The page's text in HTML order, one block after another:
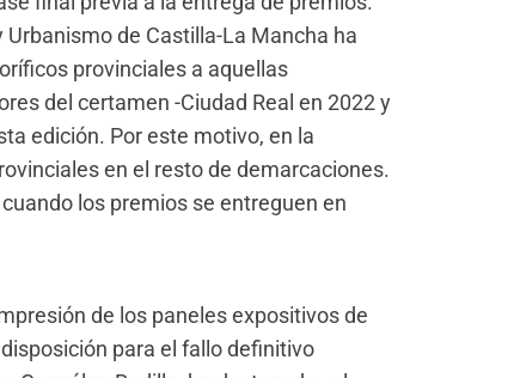
de Castilla-La Mancha ha
provinciales a aquellas
del certamen -Ciudad Real en 2022 y
edición. Por este motivo, en la
en el resto de demarcaciones.
los premios se entreguen en
de los paneles expositivos de
para el fallo definitivo